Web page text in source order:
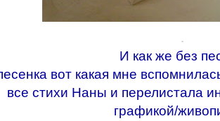
.
И как же без
вот какая мне
все стихи Наны и перелистала
графикой/